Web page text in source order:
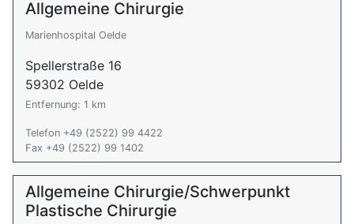
Allgemeine Chirurgie
Marienhospital Oelde
Spellerstraße 16
59302 Oelde
Entfernung: 1 km
Telefon +49 (2522) 99 4422
Fax +49 (2522) 99 1402
Allgemeine Chirurgie/Schwerpunkt
Plastische Chirurgie